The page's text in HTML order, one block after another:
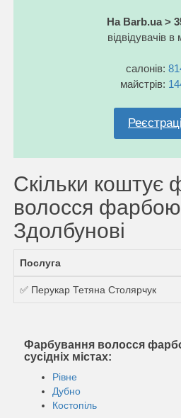
На Barb.ua >
відвідувачів в
салонів:
майстрів:
Скільки коштує
волосся фарбою
Здолбунові
Послуга
✅ Перукар Тетяна Столярчук
Фарбування волосся
сусідніх містах:
Рівне
Дубно
Костопіль